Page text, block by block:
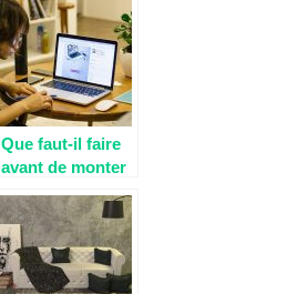
antiques ?
Que faut-il faire
avant de monter
la maison ?